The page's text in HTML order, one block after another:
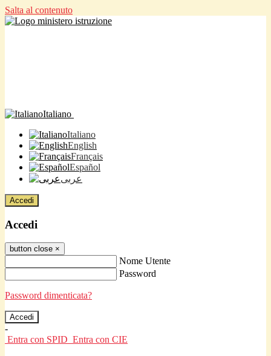
Salta al contenuto
Italiano
Italiano
English
Français
Español
عربى
Accedi
Accedi
button close ×
Nome Utente
Password
Password dimenticata?
-
Entra con SPID Entra con CIE